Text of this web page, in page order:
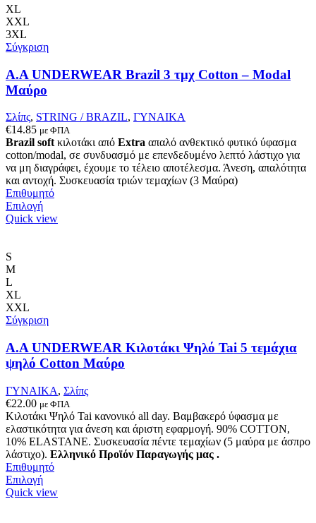
επιλεγούν
σελίδα
του
προϊόντος
XL
XXL
3XL
Σύγκριση
Α.A UNDERWEAR Brazil 3 τμχ Cotton – Modal
Μαύρο
Σλίπς, STRING / BRAZIL, ΓΥΝΑΙΚΑ
€14.85 με ΦΠΑ
Brazil softκιλοτάκι από Extra απαλό ανθεκτικό φυτικό ύφασμα
cotton/modal, σε συνδυασμό με επενδεδυμένο λεπτό λάστιχο για
να μη διαγράφει, έχουμε το τέλειο αποτέλεσμα. Άνεση, απαλότητα
και αντοχή. Συσκευασία τριών τεμαχίων (3 Μαύρα)
Επιθυμητό
ΕπιλογήΑυτό
το
να
στη
σελίδα
του
προϊόντος
Quick view
S
M
L
XL
XXL
Σύγκριση
A.A UNDERWEAR Κιλοτάκι Ψηλό Tai 5 τεμάχια
ψηλό Cotton Μαύρο
ΓΥΝΑΙΚΑ, Σλίπς
€22.00 με ΦΠΑ
Κιλοτάκι Ψηλό Tai κανονικό all day. Βαμβακερό ύφασμα με
ελαστικότητα για άνεση και άριστη εφαρμογή. 90% COTTON,
10% ELASTANE. Συσκευασία πέντε τεμαχίων (5 μαύρα με άσπρο
λάστιχο). Ελληνικό Προϊόν Παραγωγής μας .
Επιθυμητό
ΕπιλογήΑυτό
το
Quick view